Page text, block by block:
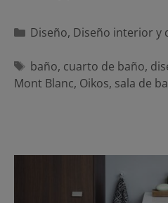
Categorías
Diseño, Diseño interior y
Etiquetas
baño, cuarto de baño,
Mont Blanc, Oikos, sala de